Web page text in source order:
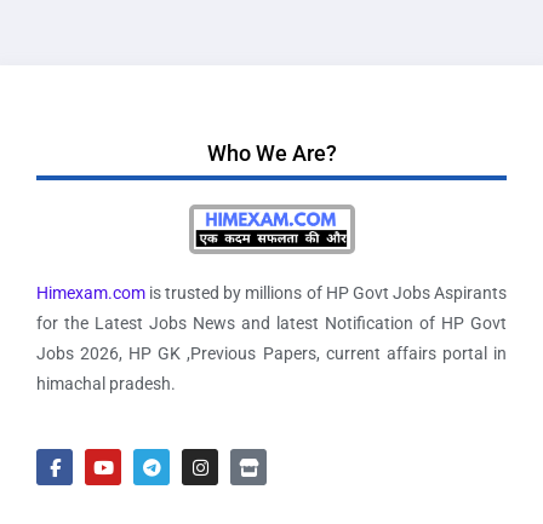
Who We Are?
Himexam.com is trusted by millions of HP Govt Jobs Aspirants
for the Latest Jobs News and latest Notification of HP Govt
Jobs 2026, HP GK ,Previous Papers, current affairs portal in
himachal pradesh.